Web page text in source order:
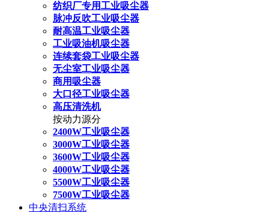
纺织厂专用工业吸尘器
脉冲反吹工业吸尘器
耐高温工业吸尘器
工业吸油机吸尘器
连续套袋工业吸尘器
无尘室工业吸尘器
商用吸尘器
大口径工业吸尘器
高压清洗机
按动力源分
2400W工业吸尘器
3000W工业吸尘器
3600W工业吸尘器
4000W工业吸尘器
5500W工业吸尘器
7500W工业吸尘器
中央清扫系统